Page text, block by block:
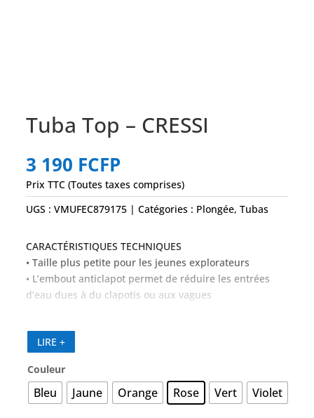
Tuba Top – CRESSI
3 190 FCFP
Prix TTC (Toutes taxes comprises)
UGS : VMUFEC879175 Catégories : Plongée, Tubas
CARACTÉRISTIQUES TECHNIQUES
• Taille plus petite pour les jeunes explorateurs
• L’embout anticlapot permet de réduire les entrées
d’eau dues à du clapotis ou aux vagues
• Embout incliné qui réduit la fatigue des maxillaires
rapidement l’eau
• Clip réglable permettant de le fixer à n’importe quel
masque
LIRE +
Couleur
Bleu Jaune Orange Rose Vert Violet